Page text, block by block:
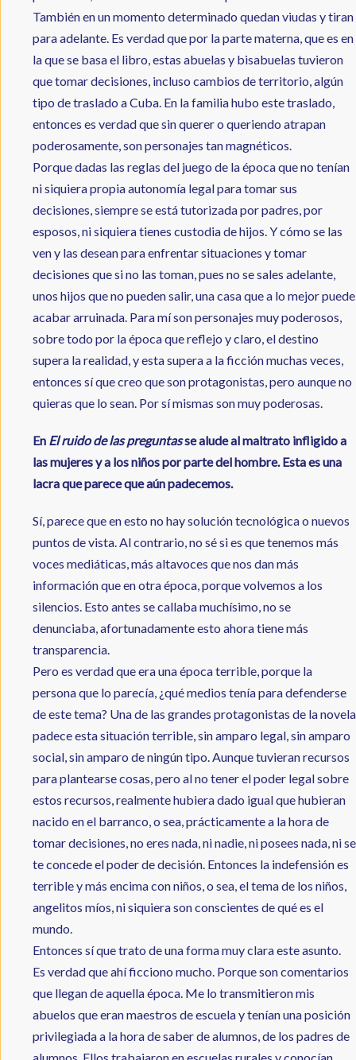
También en un momento determinado quedan viudas y tiran
para adelante. Es verdad que por la parte materna, que es en
la que se basa el libro, estas abuelas y bisabuelas tuvieron
que tomar decisiones, incluso cambios de territorio, algún
tipo de traslado a Cuba. En la familia hubo este traslado,
entonces es verdad que sin querer o queriendo atrapan
poderosamente, son personajes tan magnéticos.
Porque dadas las reglas del juego de la época que no tenían
ni siquiera propia autonomía legal para tomar sus
decisiones, siempre se está tutorizada por padres, por
esposos, ni siquiera tienes custodia de hijos. Y cómo se las
ven y las desean para enfrentar situaciones y tomar
decisiones que si no las toman, pues no se sales adelante,
unos hijos que no pueden salir, una casa que a lo mejor puede
acabar arruinada. Para mí son personajes muy poderosos,
sobre todo por la época que reflejo y claro, el destino
supera la realidad, y esta supera a la ficción muchas veces,
entonces sí que creo que son protagonistas, pero aunque no
quieras que lo sean. Por sí mismas son muy poderosas.
En El ruido de las preguntasse alude al maltrato infligido a
las mujeres y a los niños por parte del hombre. Esta es una
lacra que parece que aún padecemos.
Sí, parece que en esto no hay solución tecnológica o nuevos
puntos de vista. Al contrario, no sé si es que tenemos más
voces mediáticas, más altavoces que nos dan más
información que en otra época, porque volvemos a los
silencios. Esto antes se callaba muchísimo, no se
denunciaba, afortunadamente esto ahora tiene más
transparencia.
Pero es verdad que era una época terrible, porque la
persona que lo parecía, ¿qué medios tenía para defenderse
de este tema? Una de las grandes protagonistas de la novela
padece esta situación terrible, sin amparo legal, sin amparo
social, sin amparo de ningún tipo. Aunque tuvieran recursos
para plantearse cosas, pero al no tener el poder legal sobre
estos recursos, realmente hubiera dado igual que hubieran
nacido en el barranco, o sea, prácticamente a la hora de
tomar decisiones, no eres nada, ni nadie, ni posees nada, ni se
te concede el poder de decisión. Entonces la indefensión es
terrible y más encima con niños, o sea, el tema de los niños,
angelitos míos, ni siquiera son conscientes de qué es el
mundo.
Entonces sí que trato de una forma muy clara este asunto.
Es verdad que ahí ficciono mucho. Porque son comentarios
que llegan de aquella época. Me lo transmitieron mis
abuelos que eran maestros de escuela y tenían una posición
privilegiada a la hora de saber de alumnos, de los padres de